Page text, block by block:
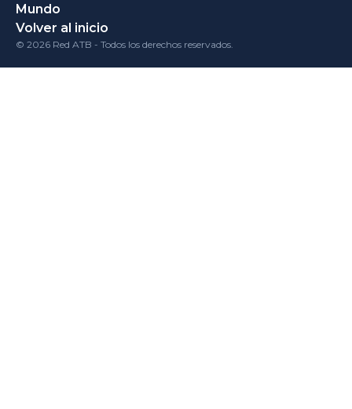
Mundo
Volver al inicio
© 2026 Red ATB - Todos los derechos reservados.